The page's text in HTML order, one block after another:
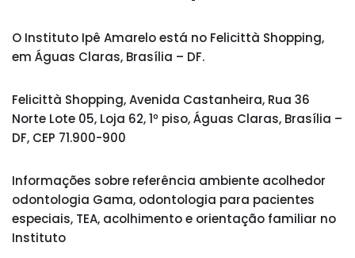
O Instituto Ipê Amarelo está no Felicittà Shopping,
em Águas Claras, Brasília – DF.
Felicittà Shopping, Avenida Castanheira, Rua 36
Norte Lote 05, Loja 62, 1º piso, Águas Claras, Brasília –
DF, CEP 71.900-900
Informações sobre referência ambiente acolhedor
odontologia Gama, odontologia para pacientes
especiais, TEA, acolhimento e orientação familiar no
Instituto